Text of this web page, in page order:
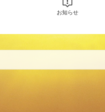
お知らせ